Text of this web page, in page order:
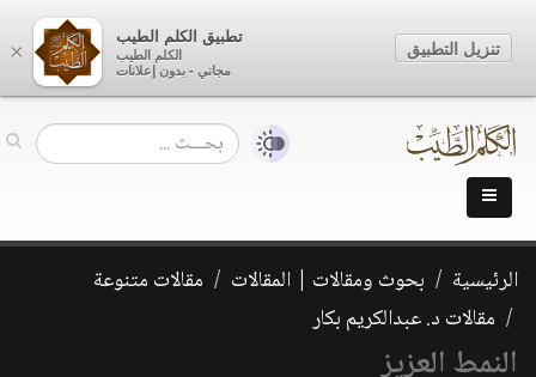
الرئيسية بحوث ومقالات | المقالات
مقالات متنوعة
مقالات د. عبدالكريم بكار
النمط العزيز
×
تطبيق الكلم الطيب
الكلم الطيب
مجاني - بدون إعلانات
تنزيل التطبيق